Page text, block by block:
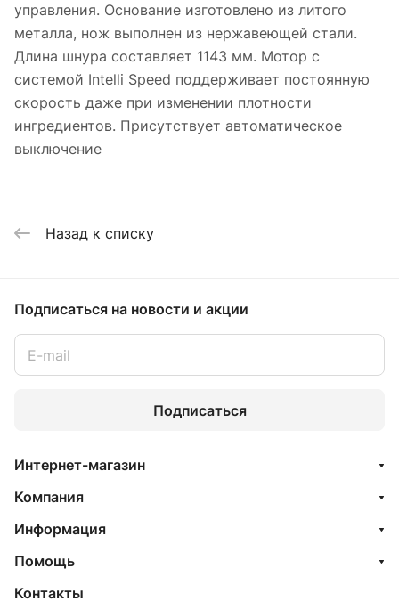
управления. Основание изготовлено из литого
металла, нож выполнен из нержавеющей стали.
Длина шнура составляет 1143 мм. Мотор с
системой Intelli Speed поддерживает постоянную
скорость даже при изменении плотности
ингредиентов. Присутствует автоматическое
выключение
Назад к списку
Подписаться на новости и акции
Подписаться
Интернет-магазин
Компания
Информация
Помощь
Контакты